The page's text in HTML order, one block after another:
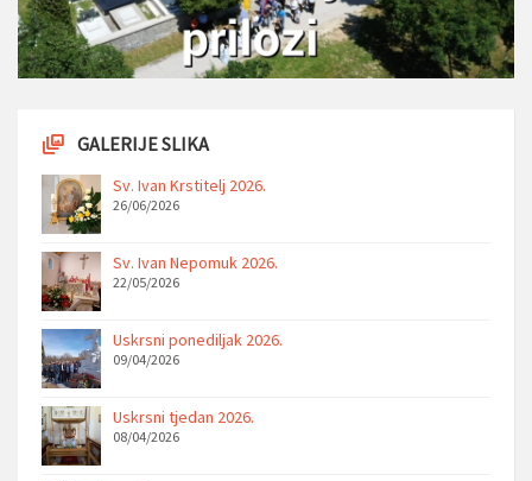
GALERIJE SLIKA
Sv. Ivan Krstitelj 2026.
26/06/2026
Sv. Ivan Nepomuk 2026.
22/05/2026
Uskrsni ponediljak 2026.
09/04/2026
Uskrsni tjedan 2026.
08/04/2026